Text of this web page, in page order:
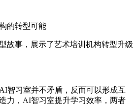
的转型可能
故事，展示了艺术培训机构转型升级
智习室并不矛盾，反而可以形成互
力，AI智习室提升学习效率，两者